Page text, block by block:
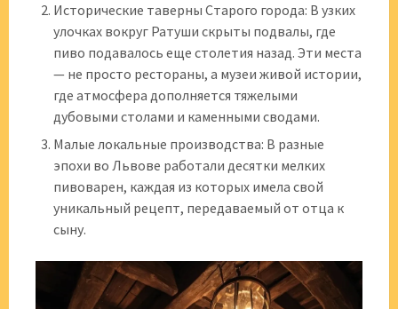
Исторические таверны Старого города: В узких
улочках вокруг Ратуши скрыты подвалы, где
пиво подавалось еще столетия назад. Эти места
— не просто рестораны, а музеи живой истории,
где атмосфера дополняется тяжелыми
дубовыми столами и каменными сводами.
Малые локальные производства: В разные
эпохи во Львове работали десятки мелких
пивоварен, каждая из которых имела свой
уникальный рецепт, передаваемый от отца к
сыну.